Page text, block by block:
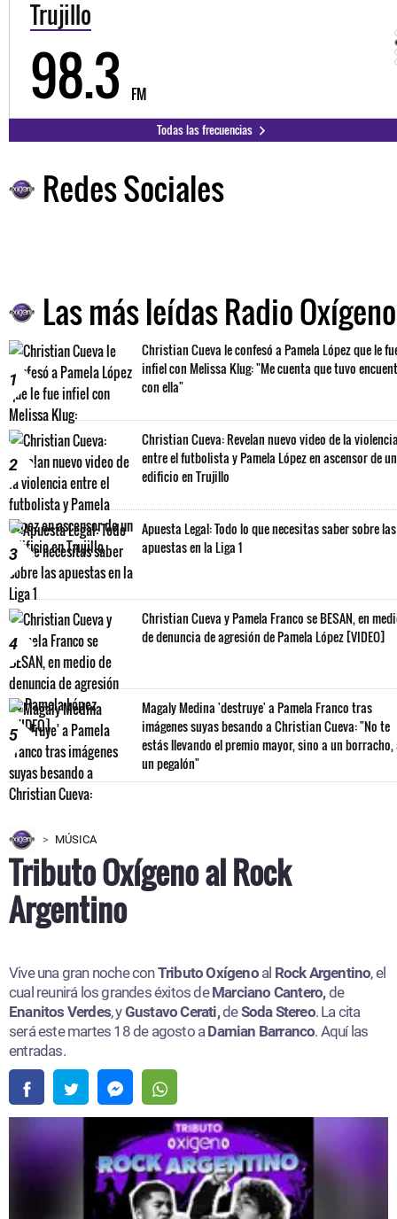
Trujillo
98.3 FM
Todas las frecuencias
Redes Sociales
Las más leídas Radio Oxígeno
1
Christian Cueva le confesó a Pamela López que le
infiel con Melissa Klug: "Me cuenta que tuvo
con ella"
2
Christian Cueva: Revelan nuevo video de la
entre el futbolista y Pamela López en ascensor de un
edificio en Trujillo
3
Apuesta Legal: Todo lo que necesitas saber sobre las
apuestas en la Liga 1
4
Christian Cueva y Pamela Franco se BESAN, en
de denuncia de agresión de Pamela López [VIDEO]
5
Magaly Medina 'destruye' a Pamela Franco tras
imágenes suyas besando a Christian Cueva: "No te
estás llevando el premio mayor, sino a un borracho,
un pegalón"
MÚSICA
Tributo Oxígeno al Rock
Argentino
Vive una gran noche conTributo Oxígenoal Rock Argentino, el
cual reunirá los grandes éxitos deMarciano Cantero,de
Enanitos Verdes, yGustavo Cerati,deSoda Stereo. La cita
será este martes 18 de agosto a Damian Barranco. Aquí las
entradas.​